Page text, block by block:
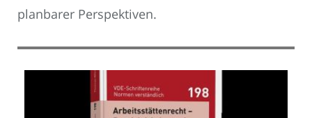
planbarer Perspektiven.